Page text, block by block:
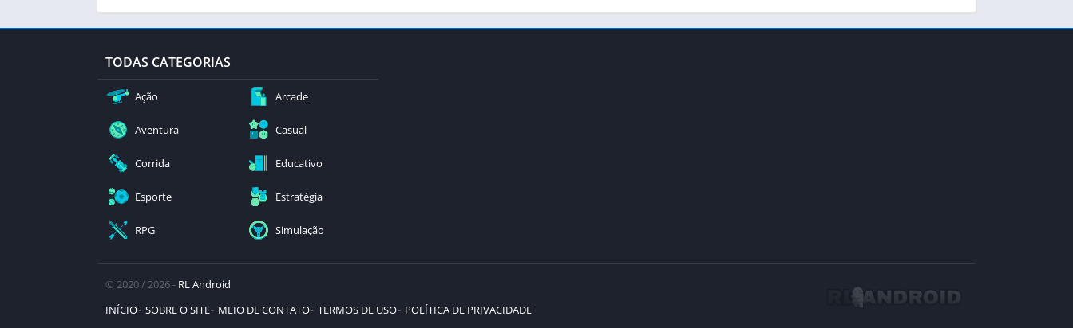
TODAS CATEGORIAS
Ação Arcade
Aventura Casual
Corrida Educativo
Esporte Estratégia
RPG Simulação
© 2020 / 2026 - RL Android
INÍCIO SOBRE O SITE MEIO DE CONTATO TERMOS DE USO POLÍTICA DE PRIVACIDADE